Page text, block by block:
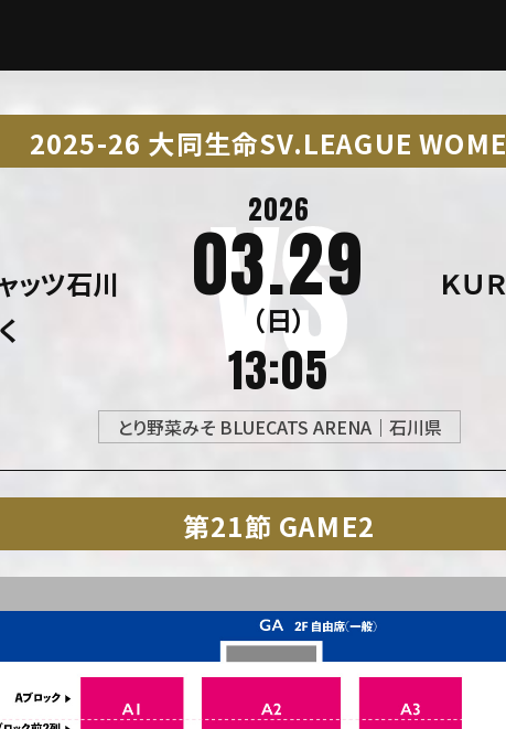
2025-26 大同生命SV.LEAGUE
ッツ石川
2026
03.29
（日）
13:05
ＫＵ
とり野菜みそ BLUECATS ARENA｜石川県
第21節 GAME2